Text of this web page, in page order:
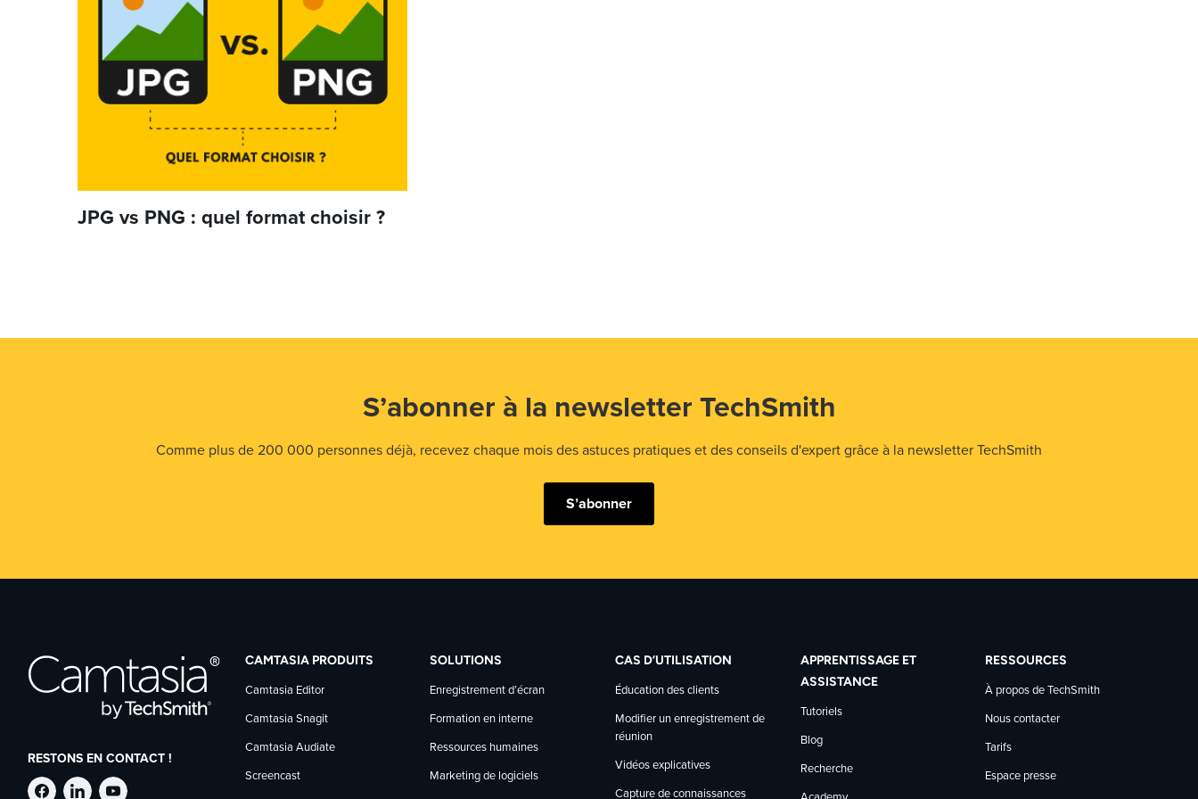
JPG vs PNG : quel format choisir ?
S’abonner à la newsletter TechSmith
Comme plus de 200 000 personnes déjà, recevez chaque mois des astuces pratiques et des conseils d'expert grâce à la newsletter TechSmith
S’abonner
RESTONS EN CONTACT !
CAMTASIA PRODUITS
Camtasia Editor
Camtasia Snagit
Camtasia Audiate
Screencast
SOLUTIONS
Enregistrement d’écran
Formation en interne
Ressources humaines
Marketing de logiciels
CAS D’UTILISATION
Éducation des clients
Modifier un enregistrement de
réunion
Vidéos explicatives
Capture de connaissances
APPRENTISSAGE ET
ASSISTANCE
Tutoriels
Blog
Recherche
RESSOURCES
À propos de TechSmith
Nous contacter
Tarifs
Espace presse